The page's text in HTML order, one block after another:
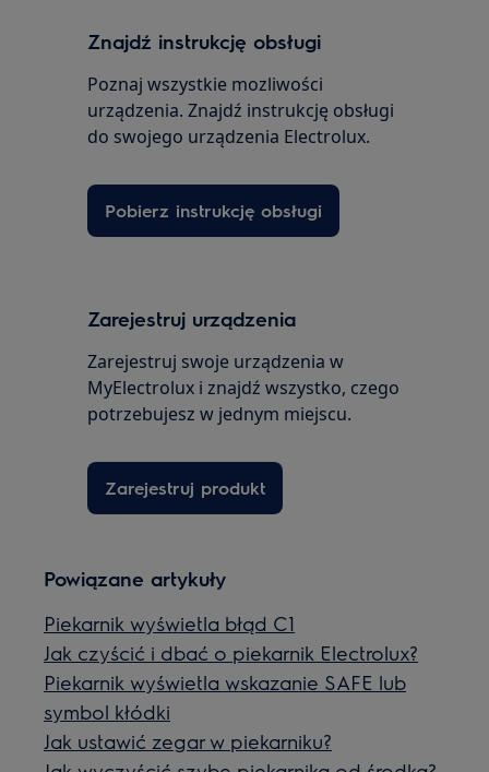
Znajdź instrukcję obsługi
Poznaj wszystkie mozliwości
urządzenia. Znajdź instrukcję obsługi
do swojego urządzenia Electrolux.
Pobierz instrukcję obsługi
Zarejestruj urządzenia
Zarejestruj swoje urządzenia w
MyElectrolux i znajdź wszystko, czego
potrzebujesz w jednym miejscu.
Zarejestruj produkt
Powiązane artykuły
Piekarnik wyświetla błąd C1
Jak czyścić i dbać o piekarnik Electrolux?
Piekarnik wyświetla wskazanie SAFE lub
symbol kłódki
Jak ustawić zegar w piekarniku?